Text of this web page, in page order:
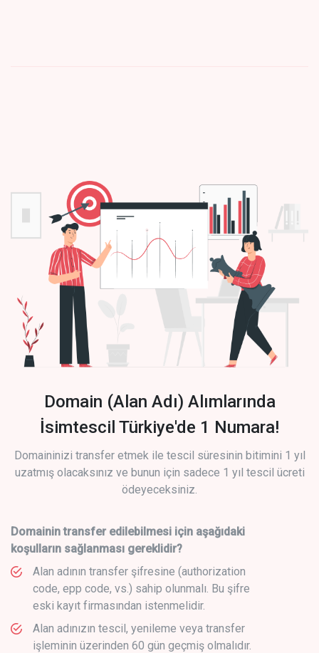
Domain (Alan Adı) Alımlarında
İsimtescil Türkiye'de 1 Numara!
Domaininizi transfer etmek ile tescil süresinin bitimini 1 yıl
uzatmış olacaksınız ve bunun için sadece 1 yıl tescil ücreti
ödeyeceksiniz.
Domainin transfer edilebilmesi için aşağıdaki
koşulların sağlanması gereklidir?
Alan adının transfer şifresine (authorization
code, epp code, vs.) sahip olunmalı. Bu şifre
eski kayıt firmasından istenmelidir.
Alan adınızın tescil, yenileme veya transfer
işleminin üzerinden 60 gün geçmiş olmalıdır.